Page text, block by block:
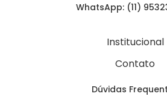
WhatsApp: (11)
Institucional
Contato
Dúvidas